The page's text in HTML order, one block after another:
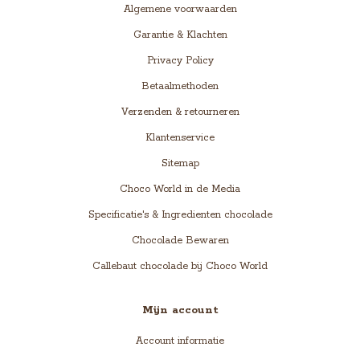
Algemene voorwaarden
Garantie & Klachten
Privacy Policy
Betaalmethoden
Verzenden & retourneren
Klantenservice
Sitemap
Choco World in de Media
Specificatie's & Ingredienten chocolade
Chocolade Bewaren
Callebaut chocolade bij Choco World
Mijn account
Account informatie